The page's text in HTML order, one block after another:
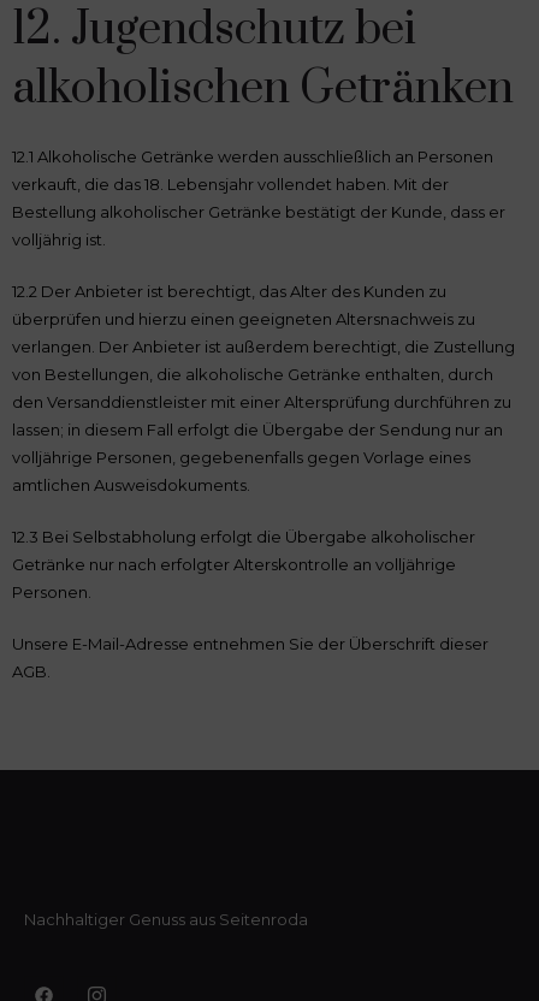
12. Jugendschutz bei
alkoholischen Getränken
12.1 Alkoholische Getränke werden ausschließlich an Personen
verkauft, die das 18. Lebensjahr vollendet haben. Mit der
Bestellung alkoholischer Getränke bestätigt der Kunde, dass er
volljährig ist.
12.2 Der Anbieter ist berechtigt, das Alter des Kunden zu
überprüfen und hierzu einen geeigneten Altersnachweis zu
verlangen. Der Anbieter ist außerdem berechtigt, die Zustellung
von Bestellungen, die alkoholische Getränke enthalten, durch
den Versanddienstleister mit einer Altersprüfung durchführen zu
lassen; in diesem Fall erfolgt die Übergabe der Sendung nur an
volljährige Personen, gegebenenfalls gegen Vorlage eines
amtlichen Ausweisdokuments.
12.3 Bei Selbstabholung erfolgt die Übergabe alkoholischer
Getränke nur nach erfolgter Alterskontrolle an volljährige
Personen.
Unsere E-Mail-Adresse entnehmen Sie der Überschrift dieser
AGB.
Nachhaltiger Genuss aus Seitenroda